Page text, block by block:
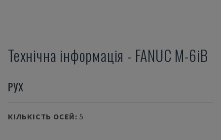
Технічна інформація - FANUC M-6iB
РУХ
КІЛЬКІСТЬ ОСЕЙ: 5